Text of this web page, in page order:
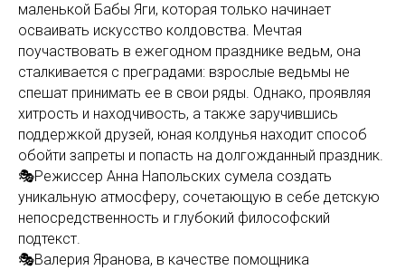
маленькой Бабы Яги, которая только начинает
осваивать искусство колдовства. Мечтая
поучаствовать в ежегодном празднике ведьм, она
сталкивается с преградами: взрослые ведьмы не
спешат принимать ее в свои ряды. Однако, проявляя
хитрость и находчивость, а также заручившись
поддержкой друзей, юная колдунья находит способ
обойти запреты и попасть на долгожданный праздник.
🎭Режиссер Анна Напольских сумела создать
уникальную атмосферу, сочетающую в себе детскую
непосредственность и глубокий философский
подтекст.
🎭Валерия Яранова, в качестве помощника